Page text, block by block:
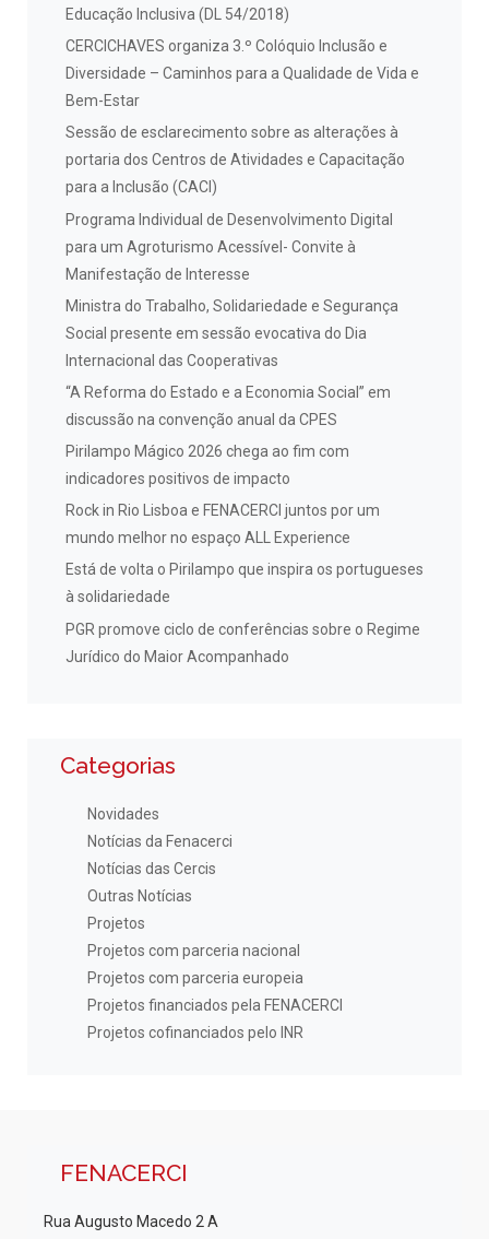
Educação Inclusiva (DL 54/2018)
CERCICHAVES organiza 3.º Colóquio Inclusão e
Diversidade – Caminhos para a Qualidade de Vida e
Bem-Estar
Sessão de esclarecimento sobre as alterações à
portaria dos Centros de Atividades e Capacitação
para a Inclusão (CACI)
Programa Individual de Desenvolvimento Digital
para um Agroturismo Acessível- Convite à
Manifestação de Interesse
Ministra do Trabalho, Solidariedade e Segurança
Social presente em sessão evocativa do Dia
Internacional das Cooperativas
“A Reforma do Estado e a Economia Social” em
discussão na convenção anual da CPES
Pirilampo Mágico 2026 chega ao fim com
indicadores positivos de impacto
Rock in Rio Lisboa e FENACERCI juntos por um
mundo melhor no espaço ALL Experience
Está de volta o Pirilampo que inspira os portugueses
à solidariedade
PGR promove ciclo de conferências sobre o Regime
Jurídico do Maior Acompanhado
Categorias
Novidades
Notícias da Fenacerci
Notícias das Cercis
Outras Notícias
Projetos
Projetos com parceria nacional
Projetos com parceria europeia
Projetos financiados pela FENACERCI
Projetos cofinanciados pelo INR
FENACERCI
Rua Augusto Macedo 2 A